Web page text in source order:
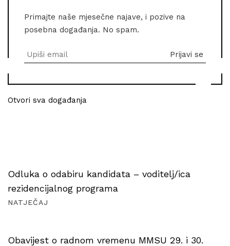
Primajte naše mjesečne najave, i pozive na
posebna događanja. No spam.
Otvori sva događanja
Odluka o odabiru kandidata – voditelj/ica
rezidencijalnog programa
NATJEČAJ
Obavijest o radnom vremenu MMSU 29. i 30.